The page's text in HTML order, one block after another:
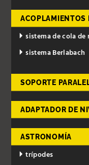
ACOPLAMIENTOS
sistema de cola
sistema Berlabach
SOPORTE
ADAPTADOR DE
ASTRONOMÍA
trípodes